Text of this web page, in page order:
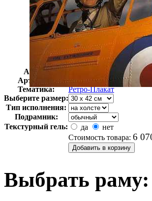
Автор:
Неизвестно
Арт-стиль
Ретро-Плакат
Тематика:
Ретро-Плакат
Выберите размер:
Тип исполнения:
Подрамник:
Текстурный гель:
да
нет
Стоимость товара: 6
Выбрать раму: